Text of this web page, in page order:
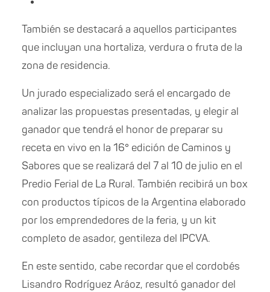
También se destacará a aquellos participantes
que incluyan una hortaliza, verdura o fruta de la
zona de residencia.
Un jurado especializado será el encargado de
analizar las propuestas presentadas, y elegir al
ganador que tendrá el honor de preparar su
receta en vivo en la 16° edición de Caminos y
Sabores que se realizará del 7 al 10 de julio en el
Predio Ferial de La Rural. También recibirá un box
con productos típicos de la Argentina elaborado
por los emprendedores de la feria, y un kit
completo de asador, gentileza del IPCVA.
En este sentido, cabe recordar que el cordobés
Lisandro Rodríguez Aráoz, resultó ganador del